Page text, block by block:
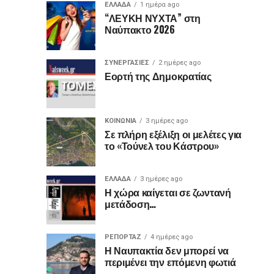
μωβ
ή
έχουν
κι
άλλα
χρώματα;
Η
διαφορά
που
οι
αναρωτηθεί:
«Γιατί
θύρα
αυτή
είναι
μωβ
αντί
μπλε...
ΚΟΙΝΩΝΙΑ
18
ώρες
ago
Θερμό
χειροκρότημα
για
τον
«Ίωνα»
στο
Κάστρο
της
Ναυπάκτου
ΡΕΠΟΡΤΑΖ
1
ημέρα
ago
Στο
αρχοντικό
Μπότσαρη
διακεκριμένος
κιθαριστής
Δημήτρης
Σουκαράς
ΕΛΛΑΔΑ 1 ημέρα ago
“ΛΕΥΚΗ ΝΥΧΤΑ” στη
Ναύπακτο 2026
ΣΥΝΕΡΓΑΣΙΕΣ 2 ημέρες ago
Εορτή της Δημοκρατίας
ΚΟΙΝΩΝΙΑ 3 ημέρες ago
Σε πλήρη εξέλιξη οι μελέτες για
το «Τούνελ του Κάστρου»
ΕΛΛΑΔΑ 3 ημέρες ago
Η χώρα καίγεται σε ζωντανή
μετάδοση…
ΡΕΠΟΡΤΑΖ 4 ημέρες ago
Η Ναυπακτία δεν μπορεί να
περιμένει την επόμενη φωτιά